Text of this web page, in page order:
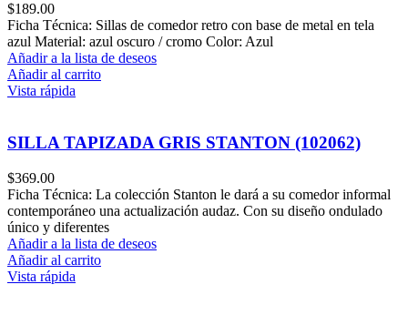
$189.00
Ficha Técnica: Sillas de comedor retro con base de metal en tela
azul Material: azul oscuro / cromo Color: Azul
Añadir a la lista de deseos
Añadir al carrito
Vista rápida
SILLA TAPIZADA GRIS STANTON (102062)
$369.00
Ficha Técnica: La colección Stanton le dará a su comedor informal
contemporáneo una actualización audaz. Con su diseño ondulado
único y diferentes
Añadir a la lista de deseos
Añadir al carrito
Vista rápida